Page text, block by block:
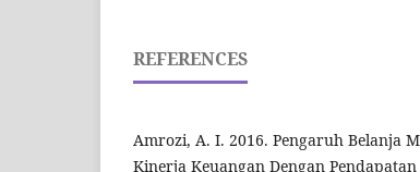
REFERENCES
Amrozi, A. I. 2016. Pengaruh Belanja
Kinerja Keuangan Dengan